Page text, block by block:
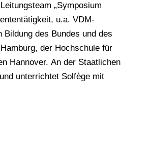
„Symposium
u.a. VDM-
Bildung des Bundes und des
der Hochschule für
Hannover. An der Staatlichen
unterrichtet Solfège mit